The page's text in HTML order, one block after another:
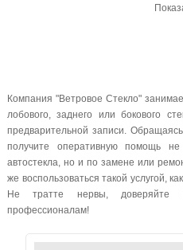
Компания "Ветровое Стекло"
лобового, заднего или бокового
предварительной записи.
получите оперативную помощь
автостекла, но и по замене или
же воспользоваться такой услугой,
Не тратте нервы, доверяйте
профессионалам!